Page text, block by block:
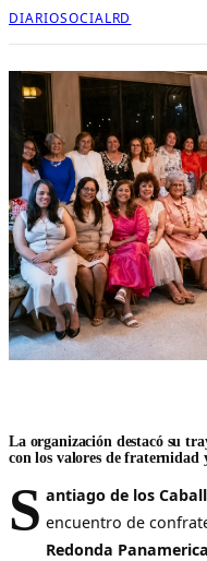
DIARIOSOCIALRD
La organización destacó su
con los valores de fraternidad
S antiago de los
encuentro de
Redonda